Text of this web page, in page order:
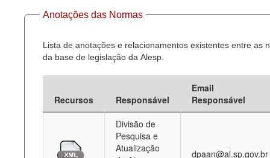
Dados Governamentais Abertos
Planejamento
Deputados Estaduais
Anotações das Normas
Lista de anotações e relacionamentos existentes entre as
da base de legislação da Alesp.
Recursos Responsável
Email
Responsável
Divisão de
Pesquisa e
Atualização
dpaan@al.sp.gov.br